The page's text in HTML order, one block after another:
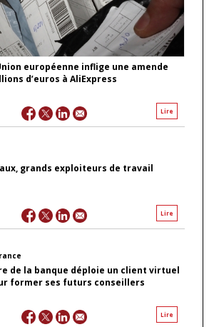
européenne inflige une amende
d’euros à AliExpress
Lire
grands exploiteurs de travail
Lire
de la banque déploie un client virtuel
former ses futurs conseillers
Lire